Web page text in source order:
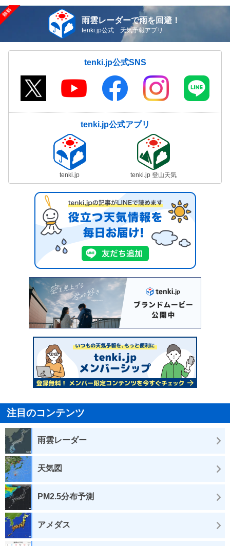
雨雲レーダーで雨を回避！
tenki.jp公式 天気予報アプリ
tenki.jp公式SNS
tenki.jp公式アプリ
tenki.jp tenki.jp 登山天気
注目のコンテンツ
雨雲レーダー
天気図
PM2.5分布予測
アメダス